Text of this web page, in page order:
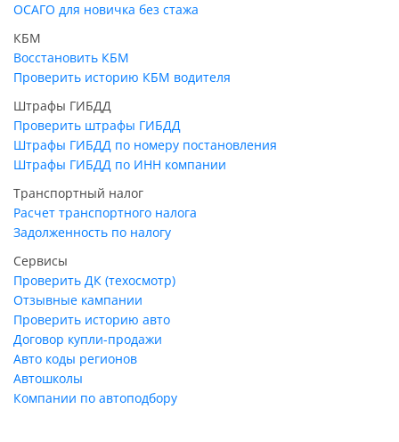
ОСАГО для новичка без стажа
КБМ
Восстановить КБМ
Проверить историю КБМ водителя
Штрафы ГИБДД
Проверить штрафы ГИБДД
Штрафы ГИБДД по номеру постановления
Штрафы ГИБДД по ИНН компании
Транспортный налог
Расчет транспортного налога
Задолженность по налогу
Сервисы
Проверить ДК (техосмотр)
Отзывные кампании
Проверить историю авто
Договор купли-продажи
Авто коды регионов
Автошколы
Компании по автоподбору